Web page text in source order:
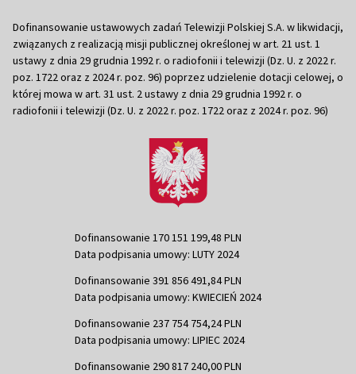
Dofinansowanie ustawowych zadań Telewizji Polskiej S.A. w likwidacji,
związanych z realizacją misji publicznej określonej w art. 21 ust. 1
ustawy z dnia 29 grudnia 1992 r. o radiofonii i telewizji (Dz. U. z 2022 r.
poz. 1722 oraz z 2024 r. poz. 96) poprzez udzielenie dotacji celowej, o
której mowa w art. 31 ust. 2 ustawy z dnia 29 grudnia 1992 r. o
radiofonii i telewizji (Dz. U. z 2022 r. poz. 1722 oraz z 2024 r. poz. 96)
Dofinansowanie 170 151 199,48 PLN
Data podpisania umowy: LUTY 2024
Dofinansowanie 391 856 491,84 PLN
Data podpisania umowy: KWIECIEŃ 2024
Dofinansowanie 237 754 754,24 PLN
Data podpisania umowy: LIPIEC 2024
Dofinansowanie 290 817 240,00 PLN